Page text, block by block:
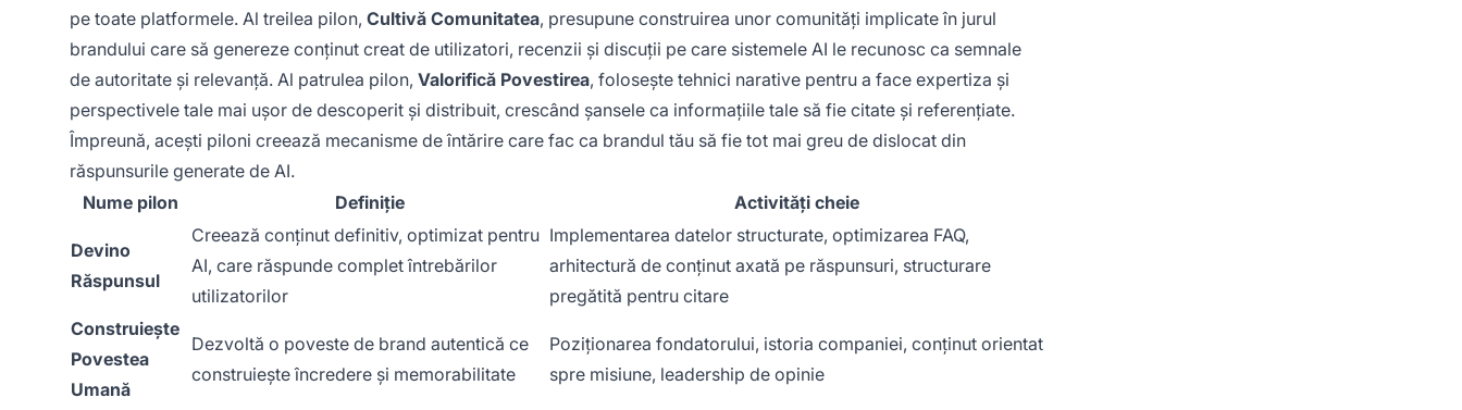
pe toate platformele. Al treilea pilon, Cultivă Comunitatea, presupune construirea unor comunități implicate în jurul
brandului care să genereze conținut creat de utilizatori, recenzii și discuții pe care sistemele AI le recunosc ca semnale
de autoritate și relevanță. Al patrulea pilon, Valorifică Povestirea, folosește tehnici narative pentru a face expertiza și
perspectivele tale mai ușor de descoperit și distribuit, crescând șansele ca informațiile tale să fie citate și referențiate.
Împreună, acești piloni creează mecanisme de întărire care fac ca brandul tău să fie tot mai greu de dislocat din
răspunsurile generate de AI.
Nume pilon
Definiție Activități cheie
Devino
Răspunsul
Creează conținut definitiv, optimizat pentru
AI, care răspunde complet întrebărilor
utilizatorilor
Implementarea datelor structurate, optimizarea FAQ,
arhitectură de conținut axată pe răspunsuri, structurare
pregătită pentru citare
Construiește
Povestea
Umană
Dezvoltă o poveste de brand autentică ce
construiește încredere și memorabilitate
Poziționarea fondatorului, istoria companiei, conținut orientat
spre misiune, leadership de opinie